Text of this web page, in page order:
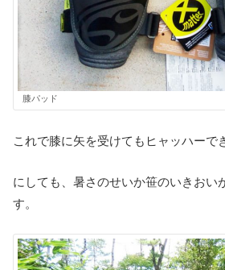
膝パッド
これで膝に矢を受けてもヒャッハーで
にしても、暑さのせいか笹のいきおい
す。